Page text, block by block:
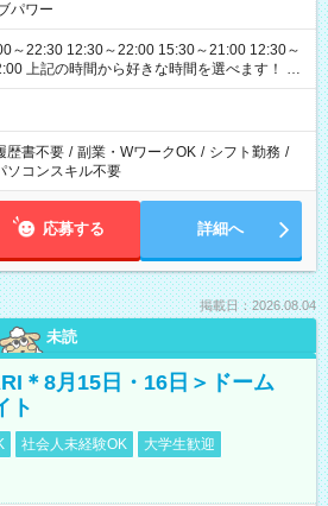
パワー
～22:30 12:30～22:00 15:30～21:00 12:30～
ます！ ※
可能性があります
歴書不要 / 副業・WワークOK / シフト勤務 /
ソコンスキル不要
応募する 詳細へ
掲載日：2026.08.04
未読
＊8月15日・16日＞ドーム
ト
社会人未経験OK
大学生歓迎